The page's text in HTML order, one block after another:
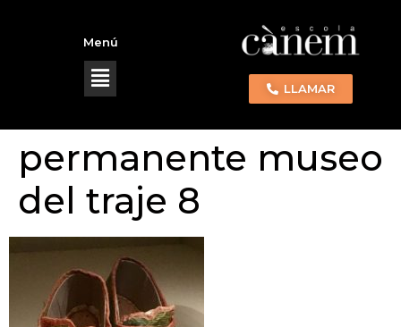
Menú
LLAMAR
permanente museo
del traje 8